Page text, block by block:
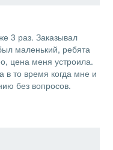
3 раз. Заказывал
маленький, ребята
цена меня устроила.
в то время когда мне и
без вопросов.